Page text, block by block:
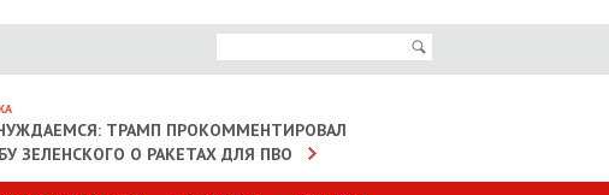
ТРАМП ПРОКОММЕНТИРОВАЛ
ЗЕЛЕНСКОГО О РАКЕТАХ ДЛЯ ПВО